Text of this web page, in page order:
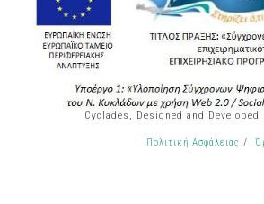
Cyclades, Designed and
Πολιτική Ασφάλειας /